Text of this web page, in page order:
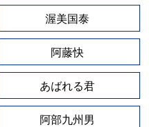
渥美国泰
阿藤快
あばれる君
阿部九州男